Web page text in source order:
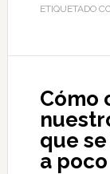
ETIQUETADO
Cómo
que
a poco